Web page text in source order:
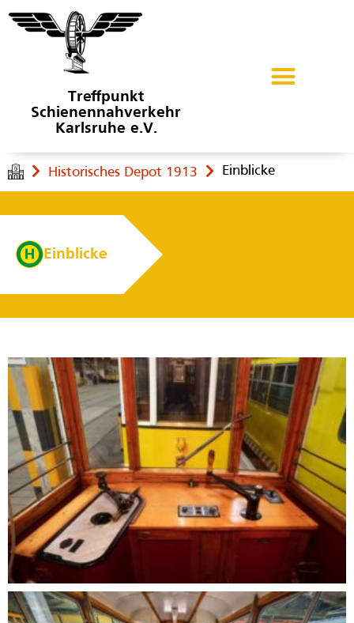
Treffpunkt
Schienennahverkehr
Karlsruhe e.V.
Historisches Depot 1913 Einblicke
Einblicke